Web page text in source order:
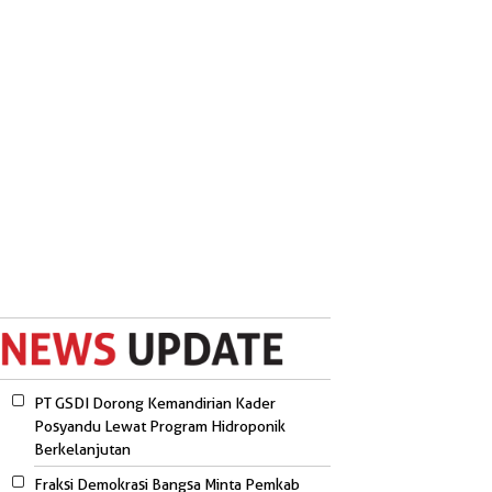
PT GSDI Dorong Kemandirian Kader
Posyandu Lewat Program Hidroponik
Berkelanjutan
Fraksi Demokrasi Bangsa Minta Pemkab